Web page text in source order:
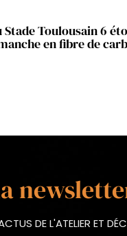
Aperçu rapide
Toulousain 6
en fibre de
DE L'ATELIER ET